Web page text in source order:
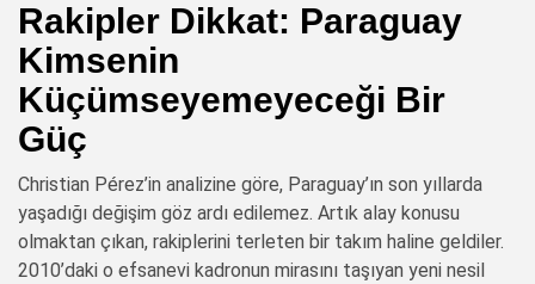
Rakipler Dikkat: Paraguay
Kimsenin
Küçümseyemeyeceği Bir
Güç
Christian Pérez’in analizine göre, Paraguay’ın son yıllarda
yaşadığı değişim göz ardı edilemez. Artık alay konusu
olmaktan çıkan, rakiplerini terleten bir takım haline geldiler.
2010’daki o efsanevi kadronun mirasını taşıyan yeni nesil